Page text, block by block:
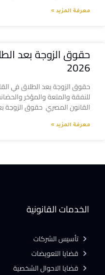
معرفة المزيد »
حقوق الزوجة بعد
2026
للنفقة والمتعة والمؤخر
القانون المصري حقوق الزوجة
معرفة المزيد »
الخدمات القانونية
تأسيس الشركات
قضايا التعويضات
قضايا الاحوال الشخصية